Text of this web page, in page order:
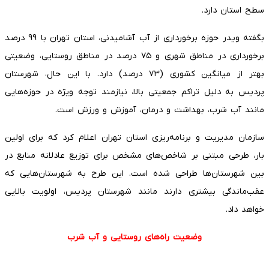
سطح استان دارد.
بگفته ویدر حوزه برخورداری از آب آشامیدنی، استان تهران با ۹۹ درصد
برخورداری در مناطق شهری و ۷۵ درصد در مناطق روستایی، وضعیتی
بهتر از میانگین کشوری (۷۳ درصد) دارد. با این حال، شهرستان
پردیس به دلیل تراکم جمعیتی بالا، نیازمند توجه ویژه در حوزه‌هایی
مانند آب شرب، بهداشت و درمان، آموزش و ورزش است.
سازمان مدیریت و برنامه‌ریزی استان تهران اعلام کرد که برای اولین
بار، طرحی مبتنی بر شاخص‌های مشخص برای توزیع عادلانه منابع در
بین شهرستان‌ها طراحی شده است. این طرح به شهرستان‌هایی که
عقب‌ماندگی بیشتری دارند مانند شهرستان پردیس، اولویت بالایی
خواهد داد.
وضعیت راه‌های روستایی و آب شرب